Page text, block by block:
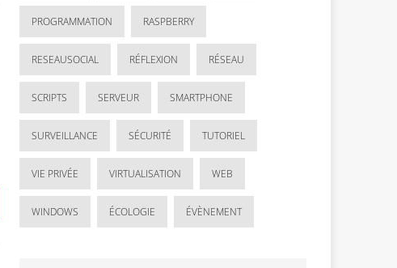
PROGRAMMATION RASPBERRY
RESEAUSOCIAL RÉFLEXION RÉSEAU
SCRIPTS SERVEUR SMARTPHONE
SURVEILLANCE SÉCURITÉ TUTORIEL
VIE PRIVÉE VIRTUALISATION WEB
WINDOWS ÉCOLOGIE ÉVÈNEMENT